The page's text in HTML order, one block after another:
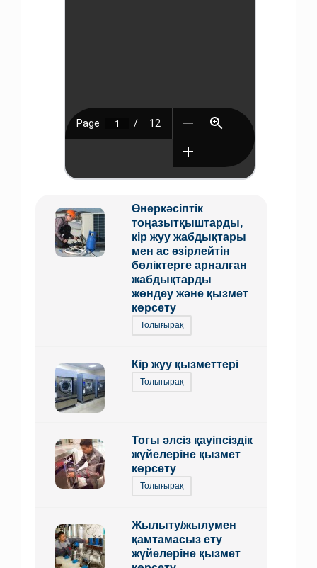
Өнеркәсіптік
тоңазытқыштарды,
кір жуу жабдықтары
мен ас әзірлейтін
бөліктерге арналған
жабдықтарды
жөндеу және қызмет
көрсету
Толығырақ
Кір жуу қызметтері
Толығырақ
Тогы әлсіз қауіпсіздік
жүйелеріне қызмет
көрсету
Толығырақ
Жылыту/жылумен
қамтамасыз ету
жүйелеріне қызмет